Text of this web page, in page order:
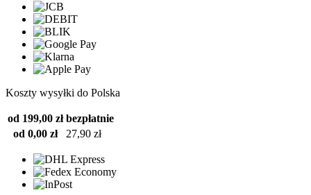
Koszty wysyłki do Polska
od 199,00 zł bezpłatnie
od 0,00 zł
27,90 zł